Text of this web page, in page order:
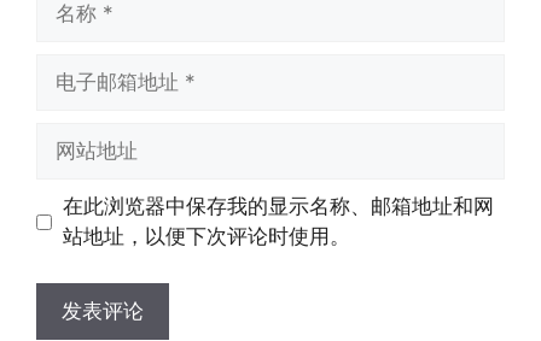
址
址
在此浏览器中保存我的显示名称、邮箱地址和网
站地址，以便下次评论时使用。